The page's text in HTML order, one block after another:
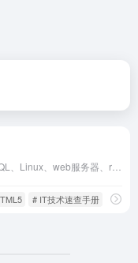
# IT技术速查手册